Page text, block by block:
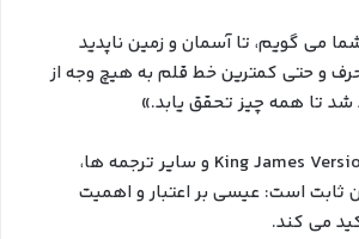
می گویم، تا آسمان و زمین ناپدید
و حتی کمترین خط قلم به هیچ وجه از
شد تا همه چیز تحقق یابد.»
در هر دو ترجمه King James Version و سایر ترجمه ها،
ثابت است: عیسی بر اعتبار و اهمیت
می کند.